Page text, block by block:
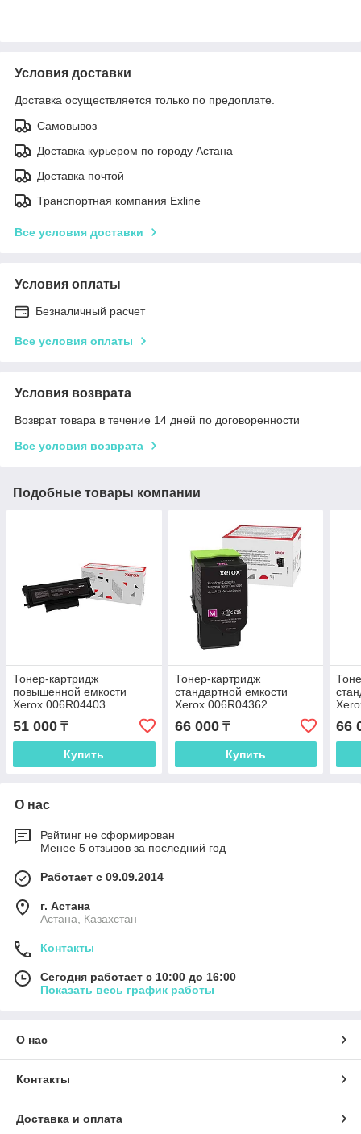
Условия доставки
Доставка осуществляется только по предоплате.
Самовывоз
Доставка курьером по городу Астана
Доставка почтой
Транспортная компания Exline
Все условия доставки
Условия оплаты
Безналичный расчет
Все условия оплаты
Условия возврата
Возврат товара в течение 14 дней по договоренности
Все условия возврата
Подобные товары компании
Тонер-картридж
повышенной емкости
Xerox 006R04403
51 000 ₸
Купить
Тонер-картридж
стандартной емкости
Xerox 006R04362
(малиновый)
66 000₸
Купить
66
О нас
Рейтинг не сформирован
Менее 5 отзывов за последний год
Работает с 09.09.2014
г. Астана
Астана, Казахстан
Контакты
Сегодня работает с 10:00 до 16:00
Показать весь график работы
О нас
Контакты
Доставка и оплата